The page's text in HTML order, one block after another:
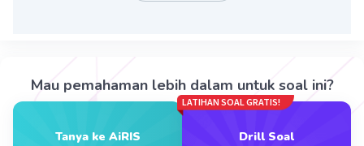
Pembahasan :
= (a + b)(a - b)
Mau pemahaman lebih dalam untuk soal ini?
Tanya ke AiRIS
LATIHAN SOAL GRATIS!
Drill Soal